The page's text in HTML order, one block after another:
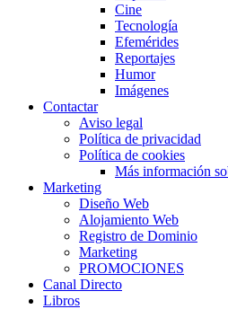
Cine
Tecnología
Efemérides
Reportajes
Humor
Imágenes
Contactar
Aviso legal
Política de privacidad
Política de cookies
Más información
Marketing
Diseño Web
Alojamiento Web
Registro de Dominio
Marketing
PROMOCIONES
Canal Directo
Libros